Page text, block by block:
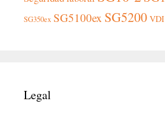
SG350ex SG5100ex SG5200
Legal